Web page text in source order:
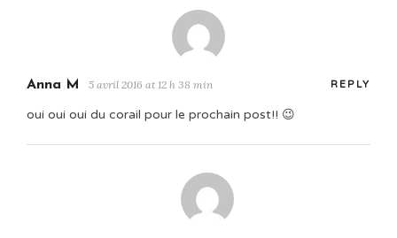
Anna M 5 avril 2016 at 12 h 38 min REPLY
oui oui oui du corail pour le prochain post!! 😉